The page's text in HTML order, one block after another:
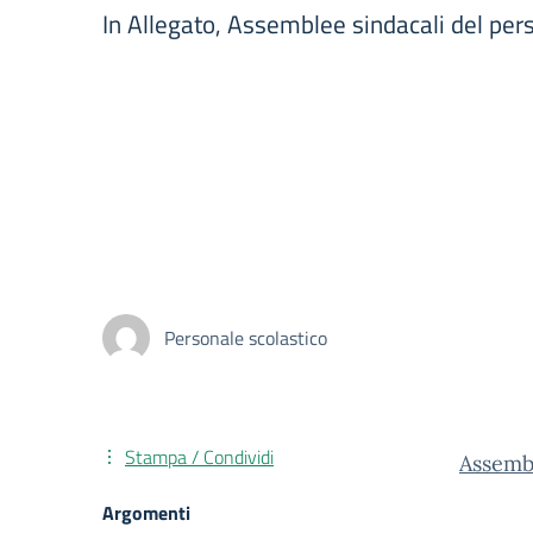
In Allegato, Assemblee sindacali del
Personale scolastico
Stampa / Condividi
Argomenti